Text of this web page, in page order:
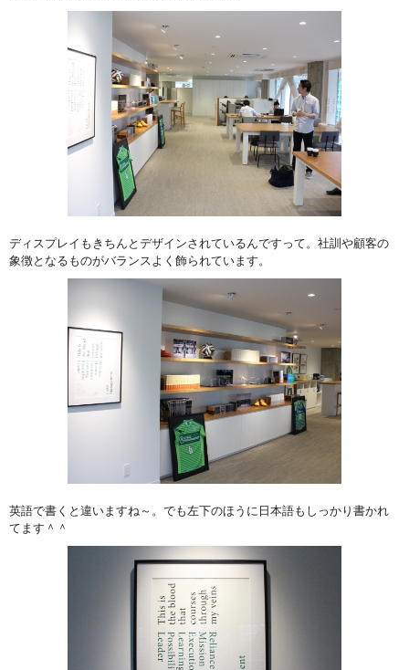
ディスプレイもきちんとデザインされているんですって。社訓や顧客の
象徴となるものがバランスよく飾られています。
英語で書くと違いますね～。でも左下のほうに日本語もしっかり書かれ
てます＾＾